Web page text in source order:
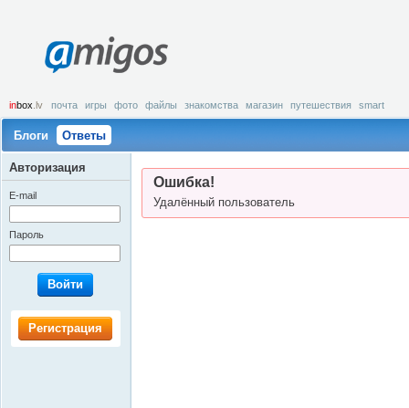
amigos
inbox .lv почта игры фото файлы знакомства магазин путешествия smart
Блоги Ответы
Ошибка!
Удалённый пользователь
Авторизация
E-mail
Пароль
Войти
Регистрация